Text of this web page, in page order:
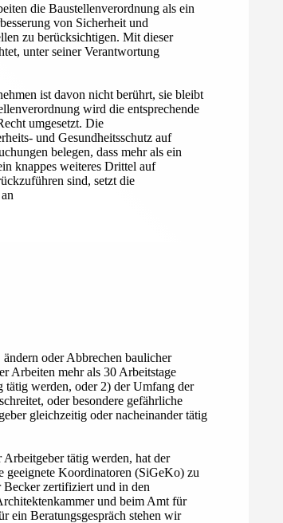
die Baustellenverordnung als ein
von Sicherheit und
zu berücksichtigen. Mit dieser
unter seiner Verantwortung
ist davon nicht berührt, sie bleibt
wird die entsprechende
umgesetzt. Die
und Gesundheitsschutz auf
belegen, dass mehr als ein
knappes weiteres Drittel auf
sind, setzt die
oder Abbrechen baulicher
Arbeiten mehr als 30 Arbeitstage
tätig werden, oder 2) der Umfang der
oder besondere gefährliche
gleichzeitig oder nacheinander tätig
tätig werden, hat der
geeignete Koordinatoren (SiGeKo) zu
zertifiziert und in den
und beim Amt für
ein Beratungsgespräch stehen wir